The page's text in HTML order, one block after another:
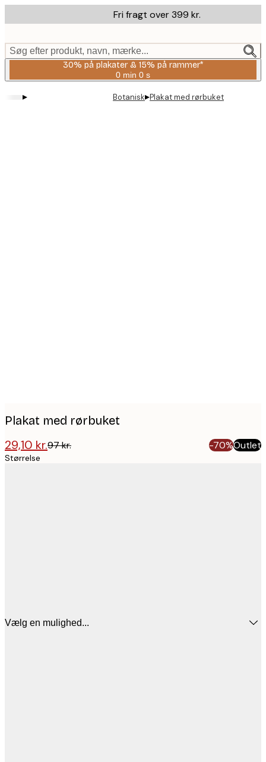
to
content.
Fri fragt over 399 kr.
Søg efter produkt, navn, mærke...
30% på plakater & 15% på rammer*
0 min 0 s
Gyldig
2026-
▸ Botanisk▸Plakat med rørbuket
Plakat med rørbuket
29,10 kr.97 kr. -70%Outlet
Størrelse
Vælg en mulighed...